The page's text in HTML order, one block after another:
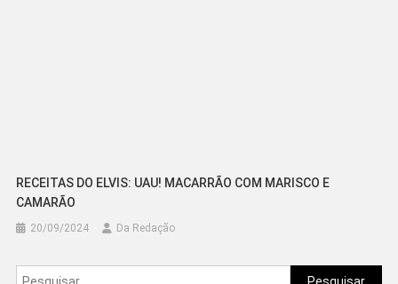
RECEITAS DO ELVIS: UAU! MACARRÃO COM MARISCO E
CAMARÃO
20/09/2024 Da Redação
Pesquisar